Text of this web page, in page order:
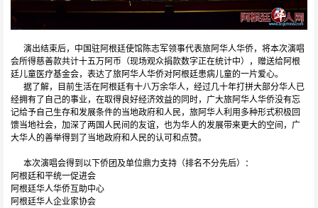
演出结束后，中国驻阿根廷使馆陈志军领事代表旅阿华人华侨，将本次演唱
会所得慈善款共计十五万阿币（现场观众捐款数字正在统计中），赠送给阿根
廷儿童医疗基金会，表达了旅阿华人华侨对阿根廷患病儿童的一片爱心。
据了解，目前生活在阿根廷有十八万余华人，经过几十年打拼大部分华人已
经拥有了自己的事业，在取得良好经济效益的同时，广大旅阿华人华侨没有忘
记给予自己生存和发展条件的当地政府和人民，旅阿华人利用多种形式积极回
馈当地社会，加深了两国人民间的友谊，也为华人的发展带来更大的空间，广
大华人的善举得到了当地政府和人民的认可和点赞。
本次演唱会得到以下侨团及单位鼎力支持（排名不分先后）：
阿根廷和平统一促进会
阿根廷华人华侨互助中心
阿根廷华人企业家协会